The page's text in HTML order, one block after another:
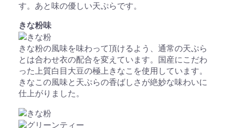
す。あと味の優しい天ぷらです。
きな粉味
きな粉の風味を味わって頂けるよう、通常の天ぷら
とは合わせ衣の配合を変えています。国産にこだわ
った上質白目大豆の極上きなこを使用しています。
きなこの風味と天ぷらの香ばしさが絶妙な味わいに
仕上がりました。